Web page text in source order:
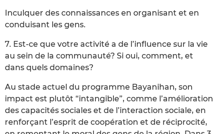
Inculquer des connaissances en organisant et en
conduisant les gens.
7. Est-ce que votre activité a de l’influence sur la vie
au sein de la communauté? Si oui, comment, et
dans quels domaines?
Au stade actuel du programme Bayanihan, son
impact est plutôt “intangible”, comme l’amélioration
des capacités sociales et de l’interaction sociale, en
renforçant l’esprit de coopération et de réciprocité,